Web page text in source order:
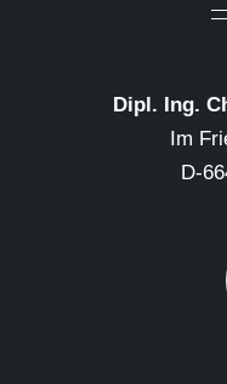
Dipl. Ing.
Im
D-